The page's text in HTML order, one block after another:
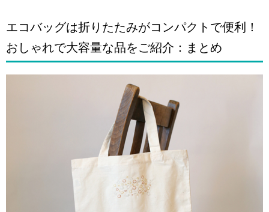
エコバッグは折りたたみがコンパクトで便利！
おしゃれで大容量な品をご紹介：まとめ